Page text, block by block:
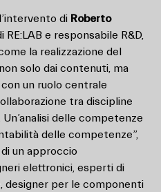
di Roberto
e responsabile R&D,
la realizzazione del
solo dai contenuti, ma
un ruolo centrale
tra discipline
delle competenze
delle competenze”,
un approccio
elettronici, esperti di
designer per le componenti